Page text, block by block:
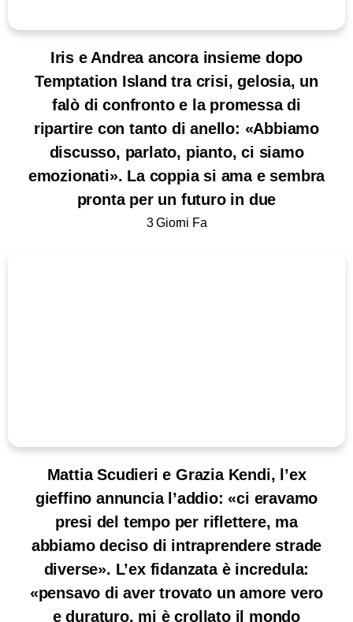
Iris e Andrea ancora insieme dopo
Temptation Island tra crisi, gelosia, un
falò di confronto e la promessa di
ripartire con tanto di anello: «Abbiamo
discusso, parlato, pianto, ci siamo
emozionati». La coppia si ama e sembra
pronta per un futuro in due
3 Giorni Fa
Mattia Scudieri e Grazia Kendi, l’ex
gieffino annuncia l’addio: «ci eravamo
presi del tempo per riflettere, ma
abbiamo deciso di intraprendere strade
diverse». L’ex fidanzata è incredula:
«pensavo di aver trovato un amore vero
e duraturo, mi è crollato il mondo